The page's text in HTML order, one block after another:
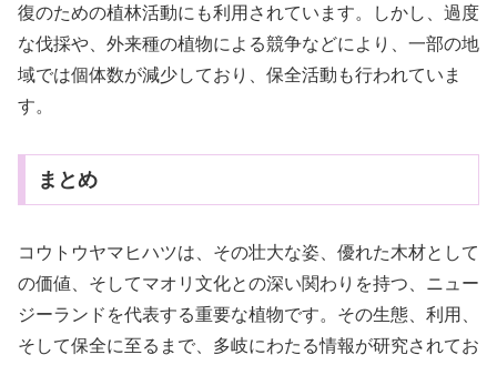
復のための植林活動にも利用されています。しかし、過度
な伐採や、外来種の植物による競争などにより、一部の地
域では個体数が減少しており、保全活動も行われていま
す。
まとめ
コウトウヤマヒハツは、その壮大な姿、優れた木材として
の価値、そしてマオリ文化との深い関わりを持つ、ニュー
ジーランドを代表する重要な植物です。その生態、利用、
そして保全に至るまで、多岐にわたる情報が研究されてお